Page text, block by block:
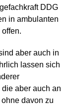
DDG
in ambulanten
aber auch in
lassen sich
aber auch an
davon zu